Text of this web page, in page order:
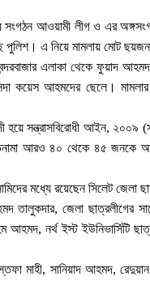
সংগঠন আওয়ামী লীগ ও এর
এ নিয়ে মামলায় মোট
এলাকা থেকে ফুয়াদ
কয়েস আহমদের ছেলে।
সন্ত্রাসবিরোধী আইন, ২০০৯
আরও ৪০ থেকে ৪৫ জনকে
মধ্যে রয়েছেন সিলেট জেলা
তালুকদার, জেলা ছাত্রলীগের
আহমদ, নর্থ ইস্ট ইউনিভার্সিটি
মাহী, সানিয়াদ আহমদ,